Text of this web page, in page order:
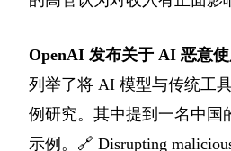
OpenAI 发布关于 AI 恶意使
列举了将 AI 模型与传统工
例研究。其中提到一名中国
示例。🔗 Disrupting